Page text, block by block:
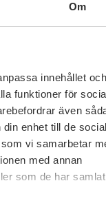
Om
innehållet och
funktioner för
även
enhet till de
vi samarbetar
med annan
som de har
för
är en